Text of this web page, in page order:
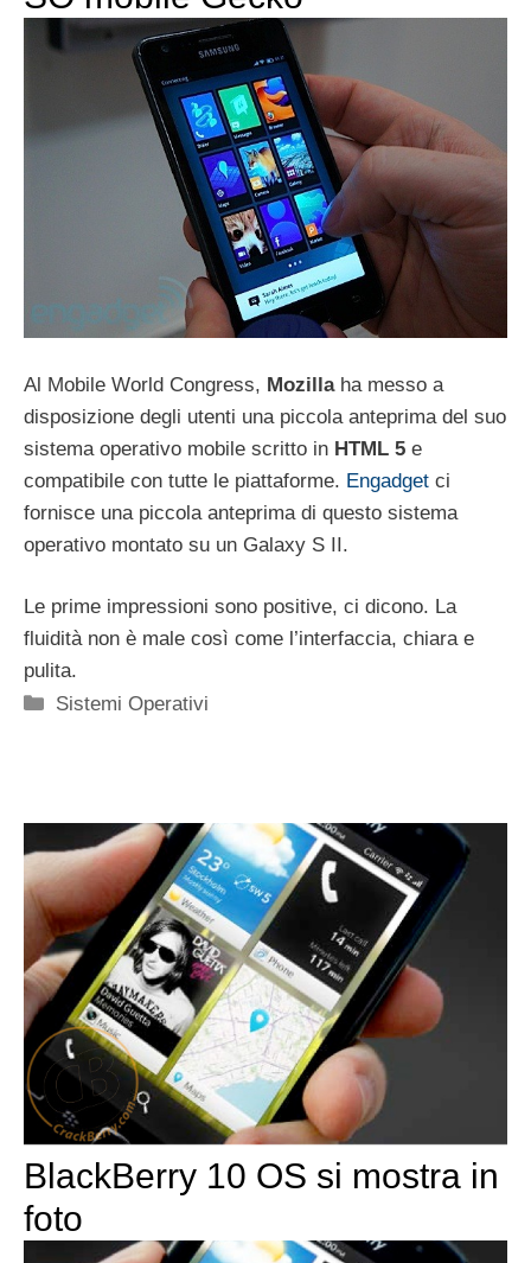
Al Mobile World Congress, Mozillaha messo a
disposizione degli utenti una piccola anteprima del suo
sistema operativo mobile scritto in HTML 5 e
compatibile con tutte le piattaforme. Engadget ci
fornisce una piccola anteprima di questo sistema
operativo montato su un Galaxy S II.
Le prime impressioni sono positive, ci dicono. La
fluidità non è male così come l’interfaccia, chiara e
pulita.
Categorie
Sistemi Operativi
BlackBerry 10 OS si mostra in
foto